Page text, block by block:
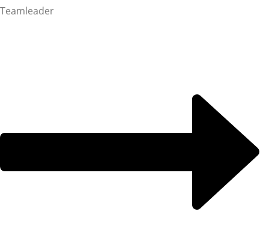
Teamleader